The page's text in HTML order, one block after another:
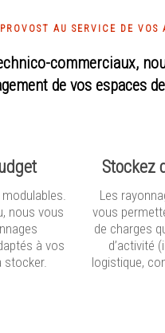
PROVOST AU SERVICE DE VOS
commerciaux,
de vos espaces
nous vous
à vos
stocker.
Stockez
Les
vous
de charges
d’activité
logistique,